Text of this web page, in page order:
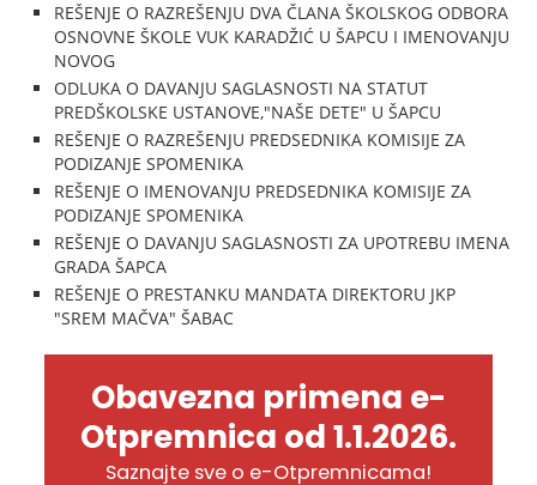
REŠENJE O RAZREŠENJU DVA ČLANA ŠKOLSKOG ODBORA
OSNOVNE ŠKOLE VUK KARADŽIĆ U ŠAPCU I IMENOVANJU
NOVOG
ODLUKA O DAVANJU SAGLASNOSTI NA STATUT
PREDŠKOLSKE USTANOVE,"NAŠE DETE" U ŠAPCU
REŠENJE O RAZREŠENJU PREDSEDNIKA KOMISIJE ZA
PODIZANJE SPOMENIKA
REŠENJE O IMENOVANJU PREDSEDNIKA KOMISIJE ZA
PODIZANJE SPOMENIKA
REŠENJE O DAVANJU SAGLASNOSTI ZA UPOTREBU IMENA
GRADA ŠAPCA
REŠENJE O PRESTANKU MANDATA DIREKTORU JKP
"SREM MAČVA" ŠABAC
Obavezna primena e-
Otpremnica od 1.1.2026.
Saznajte sve o e-Otpremnicama!